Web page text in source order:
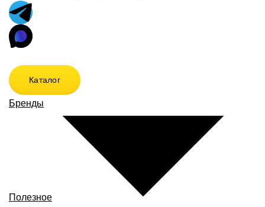
Каталог
Бренды
Полезное